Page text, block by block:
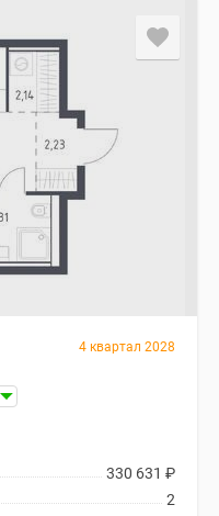
4 квартал 2028
330 631 ₽
2